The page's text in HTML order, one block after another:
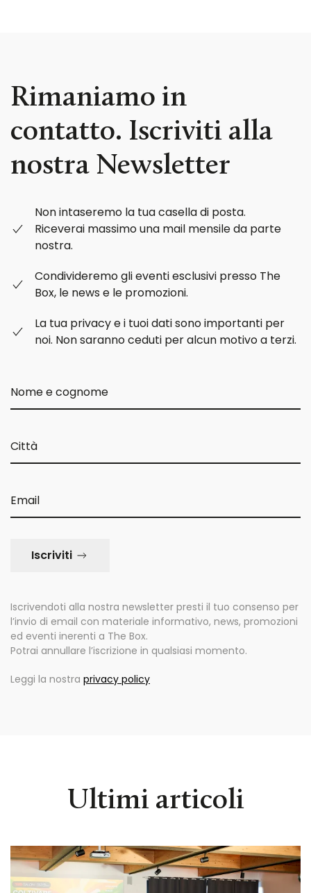
Rimaniamo in
contatto. Iscriviti alla
nostra Newsletter
Non intaseremo la tua casella di posta.
Riceverai massimo una mail mensile da parte
nostra.
Condivideremo gli eventi esclusivi presso The
Box, le news e le promozioni.
La tua privacy e i tuoi dati sono importanti per
noi. Non saranno ceduti per alcun motivo a terzi.
Iscriviti
Iscrivendoti alla nostra newsletter presti il tuo consenso per
l’invio di email con materiale informativo, news, promozioni
ed eventi inerenti a The Box.
Potrai annullare l’iscrizione in qualsiasi momento.
Leggi la nostra privacy policy
Ultimi articoli